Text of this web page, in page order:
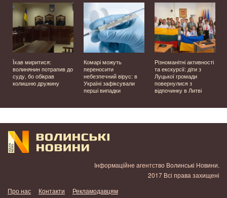
Їхав миритися:
волинянин потрапив до
суду, бо обікрав
колишню дружину
Комарі можуть
переносити
небезпечний вірус: в
Україні зафіксували
перші випадки
Різноманітні активності
та екскурсії: діти з
Луцької громади
повернулися з
відпочинку в Литві
Інформаційне агентство Волинські Новини.
2017 Всі права захищені
Про нас
Контакти Рекламодавцям